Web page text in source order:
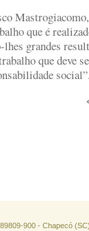
Mastrogiacomo,
que é
grandes
que deve
900 - Chapecó